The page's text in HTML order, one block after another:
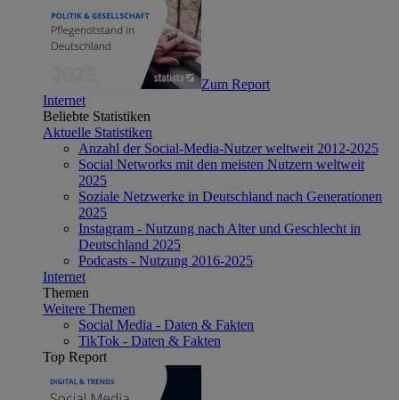
Zum Report
Internet
Beliebte Statistiken
Aktuelle Statistiken
Anzahl der Social-Media-Nutzer weltweit 2012-2025
Social Networks mit den meisten Nutzern weltweit
2025
Soziale Netzwerke in Deutschland nach Generationen
2025
Instagram - Nutzung nach Alter und Geschlecht in
Deutschland 2025
Podcasts - Nutzung 2016-2025
Internet
Themen
Weitere Themen
Social Media - Daten & Fakten
TikTok - Daten & Fakten
Top Report